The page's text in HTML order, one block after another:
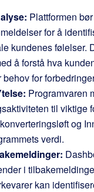
Plattformen
for å
kundenes følelser.
å forstå hva
for
Programvaren
til viktige
og
verdi.
i
kan